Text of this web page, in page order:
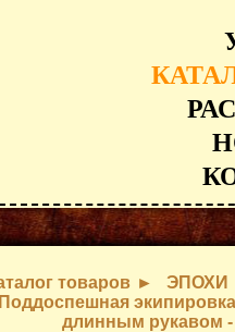
товаров
ЭПОХИ
Поддоспешная
длинным рукавом -